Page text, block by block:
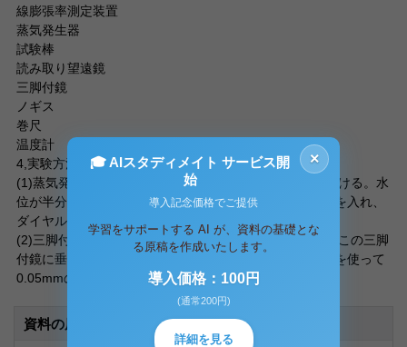
線膨張率測定装置
蒸気発生器
試験棒
読み取り望遠鏡
三脚付鏡
ノギス
巻尺
温度計
4,実験方法
(1)蒸気発生器の右側のコックを閉じ、左側のコックを開ける。水
位が半分以上あることを確認してから装置のコンセントを入れ、
ダイヤルをHIGHにする。
(2)三脚付鏡の足を紙に押し付け、方眼紙に印をつける。この三脚
付鏡に垂線を引き、その垂直距離をＺを方眼紙とノギスを使って
0.05mmの精度で10回測定しその平
資料の原本内容
×
🎓 AIスタディメイト サービス開
始
導入記念価格でご提供
学習をサポートする AI が、資料の基礎とな
る原稿を作成いたします。
導入価格：100円
(通常200円)
詳細を見る